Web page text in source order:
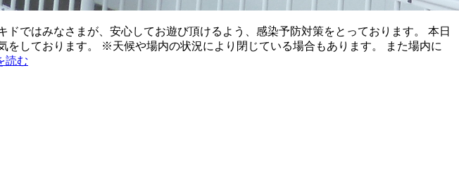
ではみなさまが、安心してお遊び頂けるよう、感染予防対策をとっております。 本日
しております。 ※天候や場内の状況により閉じている場合もあります。 また場内に
読む